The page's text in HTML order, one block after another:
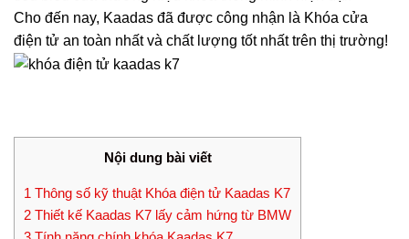
Cho đến nay, Kaadas đã được công nhận là Khóa cửa
điện tử an toàn nhất và chất lượng tốt nhất trên thị trường!
Nội dung bài viết
1 Thông số kỹ thuật Khóa điện tử Kaadas K7
2 Thiết kế Kaadas K7 lấy cảm hứng từ BMW